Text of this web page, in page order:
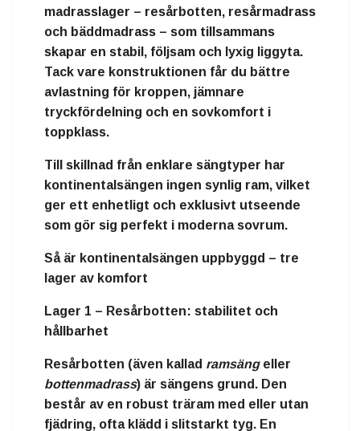
madrasslager – resårbotten, resårmadrass
och bäddmadrass – som tillsammans
skapar en stabil, följsam och lyxig liggyta.
Tack vare konstruktionen får du bättre
avlastning för kroppen, jämnare
tryckfördelning och en sovkomfort i
toppklass.
Till skillnad från enklare sängtyper har
kontinentalsängen ingen synlig ram, vilket
ger ett enhetligt och exklusivt utseende
som gör sig perfekt i moderna sovrum.
Så är kontinentalsängen uppbyggd – tre
lager av komfort
Lager 1 – Resårbotten: stabilitet och
hållbarhet
Resårbotten (även kallad ramsängeller
bottenmadrass) är sängens grund. Den
består av en robust träram med eller utan
fjädring, ofta klädd i slitstarkt tyg. En